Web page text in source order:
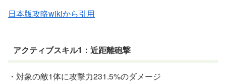
日本版攻略wikiから引用
アクティブスキル1：近距離砲撃
・対象の敵1体に攻撃力231.5%のダメージ